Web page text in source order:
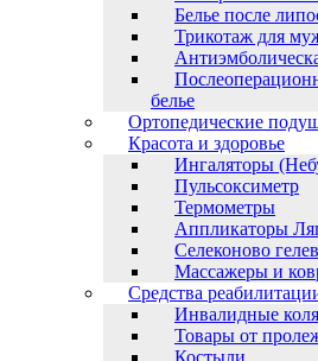
Белье после
Трикотаж для
белье
Ортопедические
Красота и здоровье
Ингаляторы
Пульсоксиметр
Термометры
Аппликаторы
Селеконово
Массажеры и
Средства
Инвалидные
Товары от
Костыли